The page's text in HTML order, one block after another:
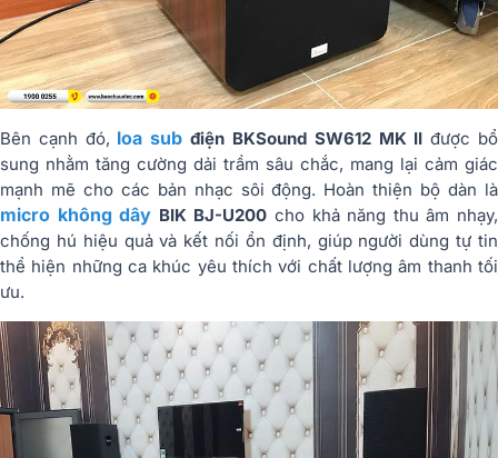
Bên cạnh đó, loa sub điện BKSound SW612 MK II được bổ
sung nhằm tăng cường dải trầm sâu chắc, mang lại cảm giác
mạnh mẽ cho các bản nhạc sôi động. Hoàn thiện bộ dàn là
micro không dây BIK BJ-U200 cho khả năng thu âm nhạy,
chống hú hiệu quả và kết nối ổn định, giúp người dùng tự tin
thể hiện những ca khúc yêu thích với chất lượng âm thanh tối
ưu.